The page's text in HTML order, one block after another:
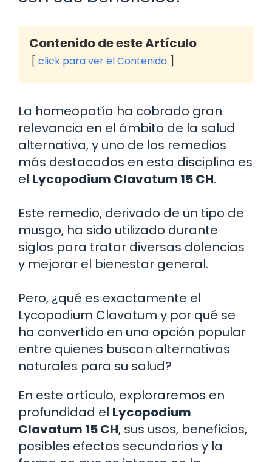
Contenido de este Artículo
click para ver el Contenido
La homeopatía ha cobrado gran
relevancia en el ámbito de la salud
alternativa, y uno de los remedios
más destacados en esta disciplina es
el Lycopodium Clavatum 15 CH.
Este remedio, derivado de un tipo de
musgo, ha sido utilizado durante
siglos para tratar diversas dolencias
y mejorar el bienestar general.
Pero, ¿qué es exactamente el
Lycopodium Clavatum y por qué se
ha convertido en una opción popular
entre quienes buscan alternativas
naturales para su salud?
En este artículo, exploraremos en
profundidad el Lycopodium
Clavatum 15 CH, sus usos, beneficios,
posibles efectos secundarios y la